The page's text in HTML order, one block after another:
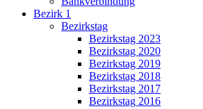
Bezirk 1
Bezirkstag
Bezirkstag 2023
Bezirkstag 2020
Bezirkstag 2019
Bezirkstag 2018
Bezirkstag 2017
Bezirkstag 2016